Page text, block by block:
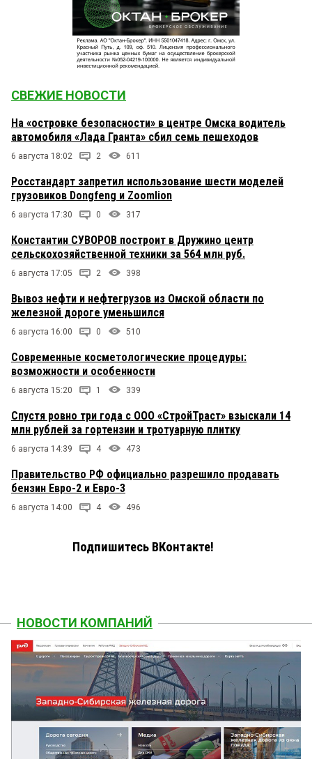
СВЕЖИЕ НОВОСТИ
На «островке безопасности» в центре Омска водитель
автомобиля «Лада Гранта» сбил семь пешеходов
6 августа 18:02 2 611
Росстандарт запретил использование шести моделей
грузовиков Dongfeng и Zoomlion
6 августа 17:30 0 317
Константин СУВОРОВ построит в Дружино центр
сельскохозяйственной техники за 564 млн руб.
6 августа 17:05 2 398
Вывоз нефти и нефтегрузов из Омской области по
железной дороге уменьшился
6 августа 16:00 0 510
Современные косметологические процедуры:
возможности и особенности
6 августа 15:20 1 339
Спустя ровно три года с ООО «СтройТраст» взыскали 14
млн рублей за гортензии и тротуарную плитку
6 августа 14:39 4 473
Правительство РФ официально разрешило продавать
бензин Евро-2 и Евро-3
6 августа 14:00 4 496
Подпишитесь ВКонтакте!
НОВОСТИ КОМПАНИЙ